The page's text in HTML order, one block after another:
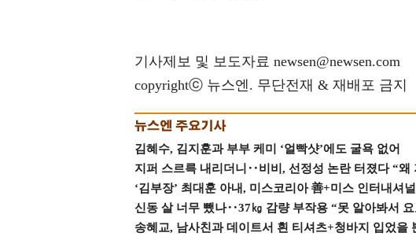
기사제보 및 보도자료 newsen@newsen.com
copyrightⓒ 뉴스엔. 무단전재 & 재배포 금지
김혜수, 김지훈과 부부 케미 ‘얼빡샷’에도 굴욕 없어
지퍼 스르륵 내리더니‥비비, 선정성 논란 터졌다 “왜
‘김부장’ 최대훈 아내, 미스코리아 善+미스 인터내셔
신동 살 너무 뺐나‥37㎏ 감량 부작용 “못 알아봐서
송혜교, 남사친과 데이트서 흰 티셔츠+청바지 입었을